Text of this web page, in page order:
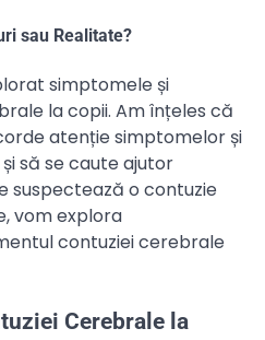
sau Realitate?
simptomele și
la copii. Am înțeles că
atenție simptomelor și
să se caute ajutor
suspectează o contuzie
vom explora
contuziei cerebrale
Cerebrale la